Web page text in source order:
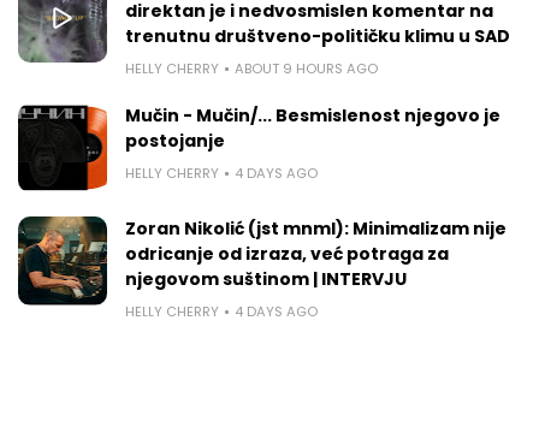
direktan je i nedvosmislen komentar na
trenutnu društveno-političku klimu u SAD
HELLY CHERRY ABOUT 9 HOURS AGO
Mučin - Mučin/... Besmislenost njegovo je
postojanje
HELLY CHERRY 4 DAYS AGO
Zoran Nikolić (jst mnml): Minimalizam nije
odricanje od izraza, već potraga za
njegovom suštinom | INTERVJU
HELLY CHERRY 4 DAYS AGO